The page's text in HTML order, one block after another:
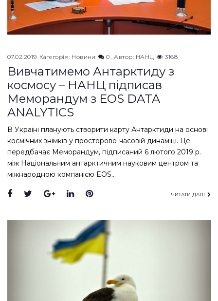
07.02.2019 Категорія: Новини 0 Автор: НАНЦ 3168
Вивчатимемо Антарктиду з
космосу – НАНЦ підписав
Меморандум з EOS DATA
ANALYTICS
В Україні планують створити карту Антарктиди на основі
космічних знімків у просторово-часовій динаміці. Це
передбачає Меморандум, підписаний 6 лютого 2019 р.
між Національним антарктичним науковим центром та
міжнародною компанією EOS…
Facebook
TwitterGoogle+
LinkedInPinterest ЧИТАТИ ДАЛІ